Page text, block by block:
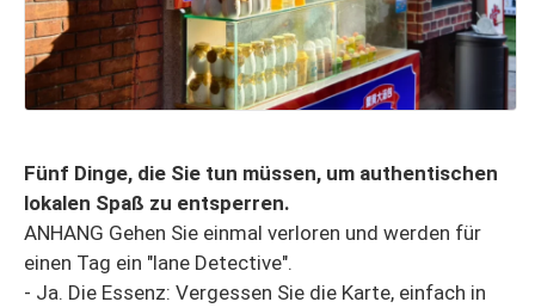
Fünf Dinge, die Sie tun müssen, um authentischen
lokalen Spaß zu entsperren.
ANHANG Gehen Sie einmal verloren und werden für
einen Tag ein "lane Detective".
- Ja. Die Essenz: Vergessen Sie die Karte, einfach in